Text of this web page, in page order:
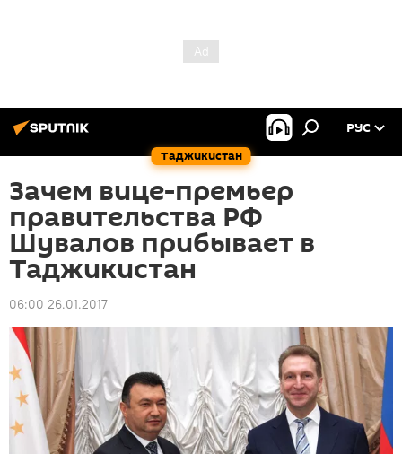
Таджикистан
РУС
Зачем вице-премьер
правительства РФ
Шувалов прибывает в
Таджикистан
06:00 26.01.2017